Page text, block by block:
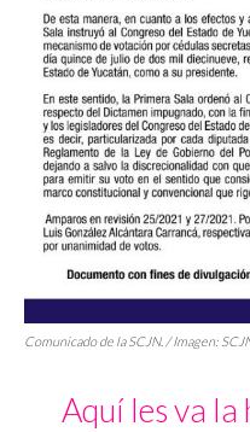
Comunicado de la SCJN. / Imagen:
Aquí les va